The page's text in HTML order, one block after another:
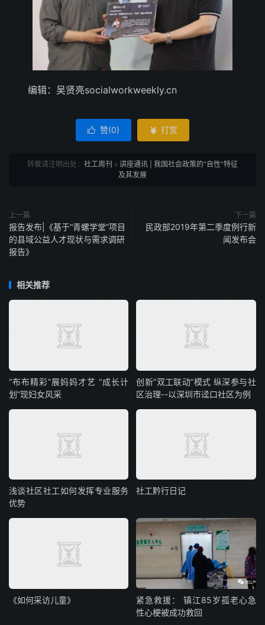
编辑：吴贤亮socialworkweekly.cn
 赞(0)  打赏
转载请注明出处： 社工周刊 » 讲座通讯 | 我国社会政策的“自性”特征
及其发展
上一篇
报告发布|《基于“青螺学堂”项目
的县域公益人才现状与需求调研
报告》
下一篇
民政部2019年第二季度例行新
闻发布会
相关推荐
“布布精彩”展妈妈才艺 “成长计
划”现妇女风采
创新“双工联动”模式 纵深参与社
区治理--以深圳市迳口社区为例
浅谈社区社工如何发挥专业服务
优势
社工黔行日记
《如何采访儿童》
紧急救援： 镇江85岁孤老心急
性心梗被成功救回